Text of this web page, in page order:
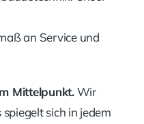
an Service und
Mittelpunkt.Wir
sich in jedem